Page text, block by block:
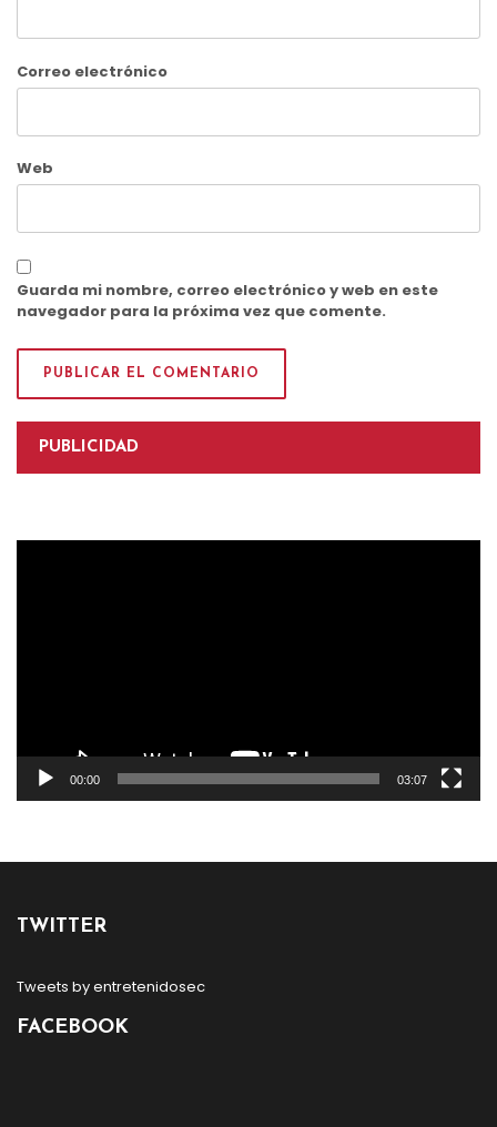
Correo electrónico
Web
Guarda mi nombre, correo electrónico y web en este
navegador para la próxima vez que comente.
PUBLICIDAD
00:00 03:07
TWITTER
Tweets by entretenidosec
FACEBOOK